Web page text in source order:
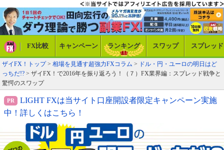
FX比較 キャンペーン ランキング スワップ スプレッド
ザイFX！トップ> 相場を見通す超強力FXコラム > ドル・円・ユーロの明日はど
っちだ!? > ザイFX！で2016年を振り返ろう！（７）FX業界編：スプレッド戦争と
驚愕のスワップ
LIGHT FXは当サイト口座開設者限定キャンペーン実施
中！詳しくはこちら！